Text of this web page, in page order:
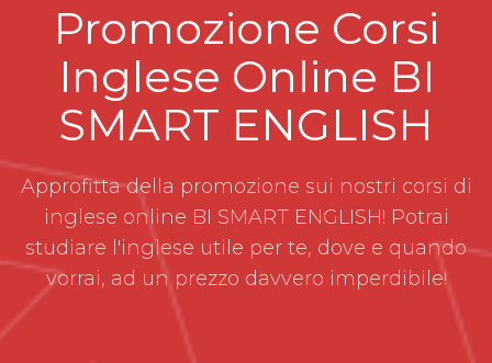
Promozione Corsi
Inglese Online BI
SMART ENGLISH
Approfitta della promozione sui nostri corsi di
inglese online BI SMART ENGLISH! Potrai
studiare l'inglese utile per te, dove e quando
vorrai, ad un prezzo davvero imperdibile!